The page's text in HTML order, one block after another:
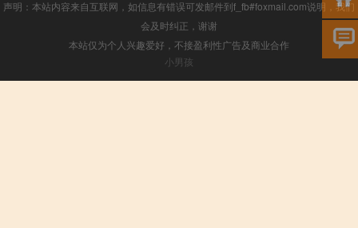
声明：本站内容来自互联网，如信息有错误可发邮件到f_fb#foxmail.com说明，我们
会及时纠正，谢谢
本站仅为个人兴趣爱好，不接盈利性广告及商业合作
小男孩